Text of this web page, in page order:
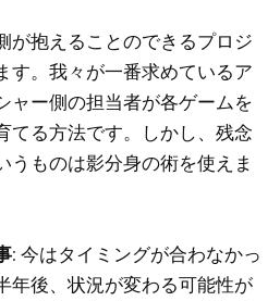
が抱えることのできるプロジ
す。我々が一番求めているア
ャー側の担当者が各ゲームを
てる方法です。しかし、残念
うものは影分身の術を使えま
: 今はタイミングが合わなかっ
年後、状況が変わる可能性が